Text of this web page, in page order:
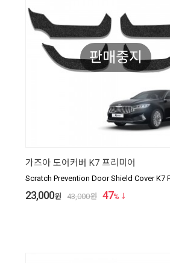
판매중지
가즈아 도어커버 K7 프리미어
Scratch Prevention Door Shield Cover K7
23,000원 43,000원 47%